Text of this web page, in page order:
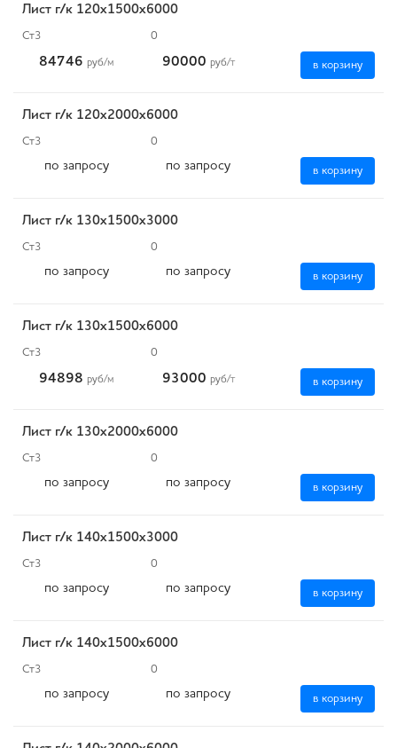
Лист г/к 120х1500х6000
Ст3 0
84746 руб/м 90000 руб/т в корзину
Лист г/к 120х2000х6000
Ст3 0
по запросу по запросу в корзину
Лист г/к 130х1500х3000
Ст3 0
по запросу по запросу в корзину
Лист г/к 130х1500х6000
Ст3 0
94898 руб/м 93000 руб/т в корзину
Лист г/к 130х2000х6000
Ст3 0
по запросу по запросу в корзину
Лист г/к 140х1500х3000
Ст3 0
по запросу по запросу в корзину
Лист г/к 140х1500х6000
Ст3 0
по запросу по запросу в корзину